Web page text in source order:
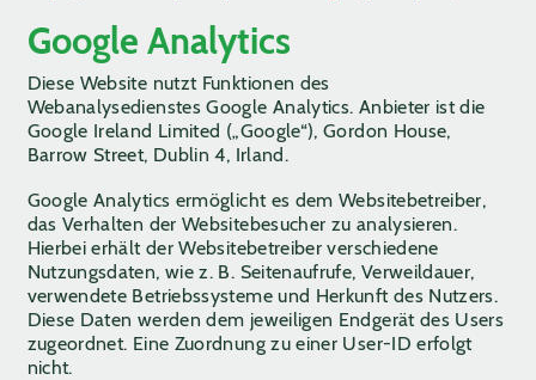
Google Analytics
Diese Website nutzt Funktionen des
Webanalysedienstes Google Analytics. Anbieter ist die
Google Ireland Limited („Google“), Gordon House,
Barrow Street, Dublin 4, Irland.
Google Analytics ermöglicht es dem Websitebetreiber,
das Verhalten der Websitebesucher zu analysieren.
Hierbei erhält der Websitebetreiber verschiedene
Nutzungsdaten, wie z. B. Seitenaufrufe, Verweildauer,
verwendete Betriebssysteme und Herkunft des Nutzers.
Diese Daten werden dem jeweiligen Endgerät des Users
zugeordnet. Eine Zuordnung zu einer User-ID erfolgt
nicht.